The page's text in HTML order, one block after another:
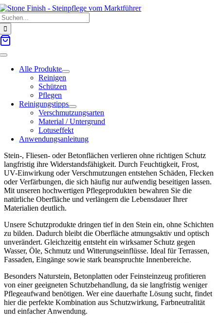
Zum
Inhalt
springen
Toggle
NavigationAlle Produkte
Reinigen
Schützen
Pflegen
Reinigungstipps
Verschmutzungsarten
Material / Untergrund
Lotuseffekt
Anwendungsanleitung
Stein-, Fliesen- oder Betonflächen verlieren ohne richtigen Schutz
langfristig ihre Widerstandsfähigkeit. Durch Feuchtigkeit, Frost,
UV-Einwirkung oder Verschmutzungen entstehen Schäden, Flecken
oder Verfärbungen, die sich häufig nur aufwendig beseitigen lassen.
Mit unseren hochwertigen Pflegeprodukten bewahren Sie die
natürliche Oberfläche und verlängern die Lebensdauer Ihrer
Materialien deutlich.
Unsere Schutzprodukte dringen tief in den Stein ein, ohne Schichten
zu bilden. Dadurch bleibt die Oberfläche atmungsaktiv und optisch
unverändert. Gleichzeitig entsteht ein wirksamer Schutz gegen
Wasser, Öle, Schmutz und Witterungseinflüsse. Ideal für Terrassen,
Fassaden, Eingänge sowie stark beanspruchte Innenbereiche.
Besonders Naturstein, Betonplatten oder Feinsteinzeug profitieren
von einer geeigneten Schutzbehandlung, da sie langfristig weniger
Pflegeaufwand benötigen. Wer eine dauerhafte Lösung sucht, findet
hier die perfekte Kombination aus Schutzwirkung, Farbneutralität
und einfacher Anwendung.